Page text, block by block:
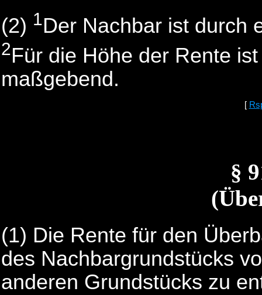
(2) 1Der Nachbar ist durch
2Für die Höhe der Rente
maßgebend.
[
§
(1) Die Rente für den
des Nachbargrundstücks
anderen Grundstücks zu